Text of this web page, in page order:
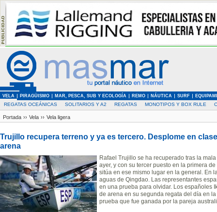
VELA PIRAGÜISMO MAR, PESCA, SUB Y ECOLOGÍA REMO NÁUTICA SURF
REGATAS OCEÁNICAS SOLITARIOS Y A2 REGATAS MONOTIPOS Y BOX RULE
Portada ›› Vela ›› Vela ligera
Trujillo recupera terreno y ya es tercero. Desplome en
arena
Rafael Trujillo se ha recuperado tras la
ayer, y con su tercer puesto en la primera
sitúa en ese mismo lugar en la general. En
aguas de Qingdao. Las representantes
en una prueba para olvidar. Los españoles
de arena en su segunda regata del día en
prueba que fue ganada por la pareja